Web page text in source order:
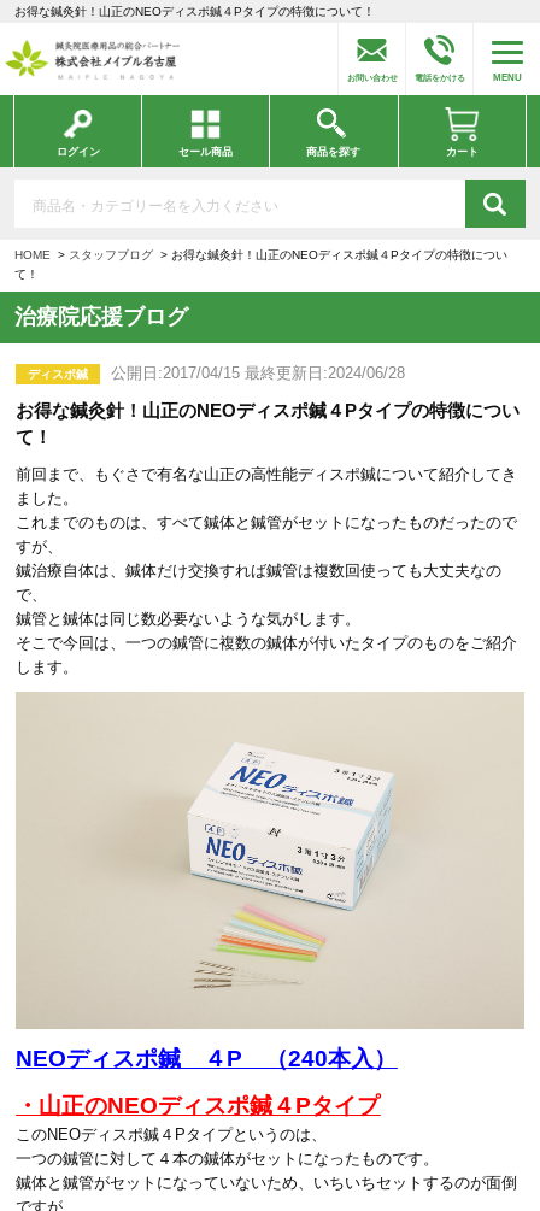
お得な鍼灸針！山正のNEOディスポ鍼４Pタイプの特徴について！
お問い合わせ 電話をかける MENU
ログイン セール商品 商品を探す カート
HOME スタッフブログ
お得な鍼灸針！山正のNEOディスポ鍼４Pタイプの特徴につい
て！
治療院応援ブログ
ディスポ鍼 公開日:2017/04/15 最終更新日:2024/06/28
お得な鍼灸針！山正のNEOディスポ鍼４Pタイプの特徴につい
て！
前回まで、もぐさで有名な山正の高性能ディスポ鍼について紹介してき
ました。
これまでのものは、すべて鍼体と鍼管がセットになったものだったので
すが、
鍼治療自体は、鍼体だけ交換すれば鍼管は複数回使っても大丈夫なの
で、
鍼管と鍼体は同じ数必要ないような気がします。
そこで今回は、一つの鍼管に複数の鍼体が付いたタイプのものをご紹介
します。
NEOディスポ鍼 ４P （240本入）
・山正のNEOディスポ鍼４Pタイプ
このNEOディスポ鍼４Pタイプというのは、
一つの鍼管に対して４本の鍼体がセットになったものです。
鍼体と鍼管がセットになっていないため、いちいちセットするのが面倒
ですが、